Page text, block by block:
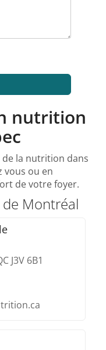
nutrition
la nutrition dans
vous ou en
de votre foyer.
de Montréal
J3V 6B1